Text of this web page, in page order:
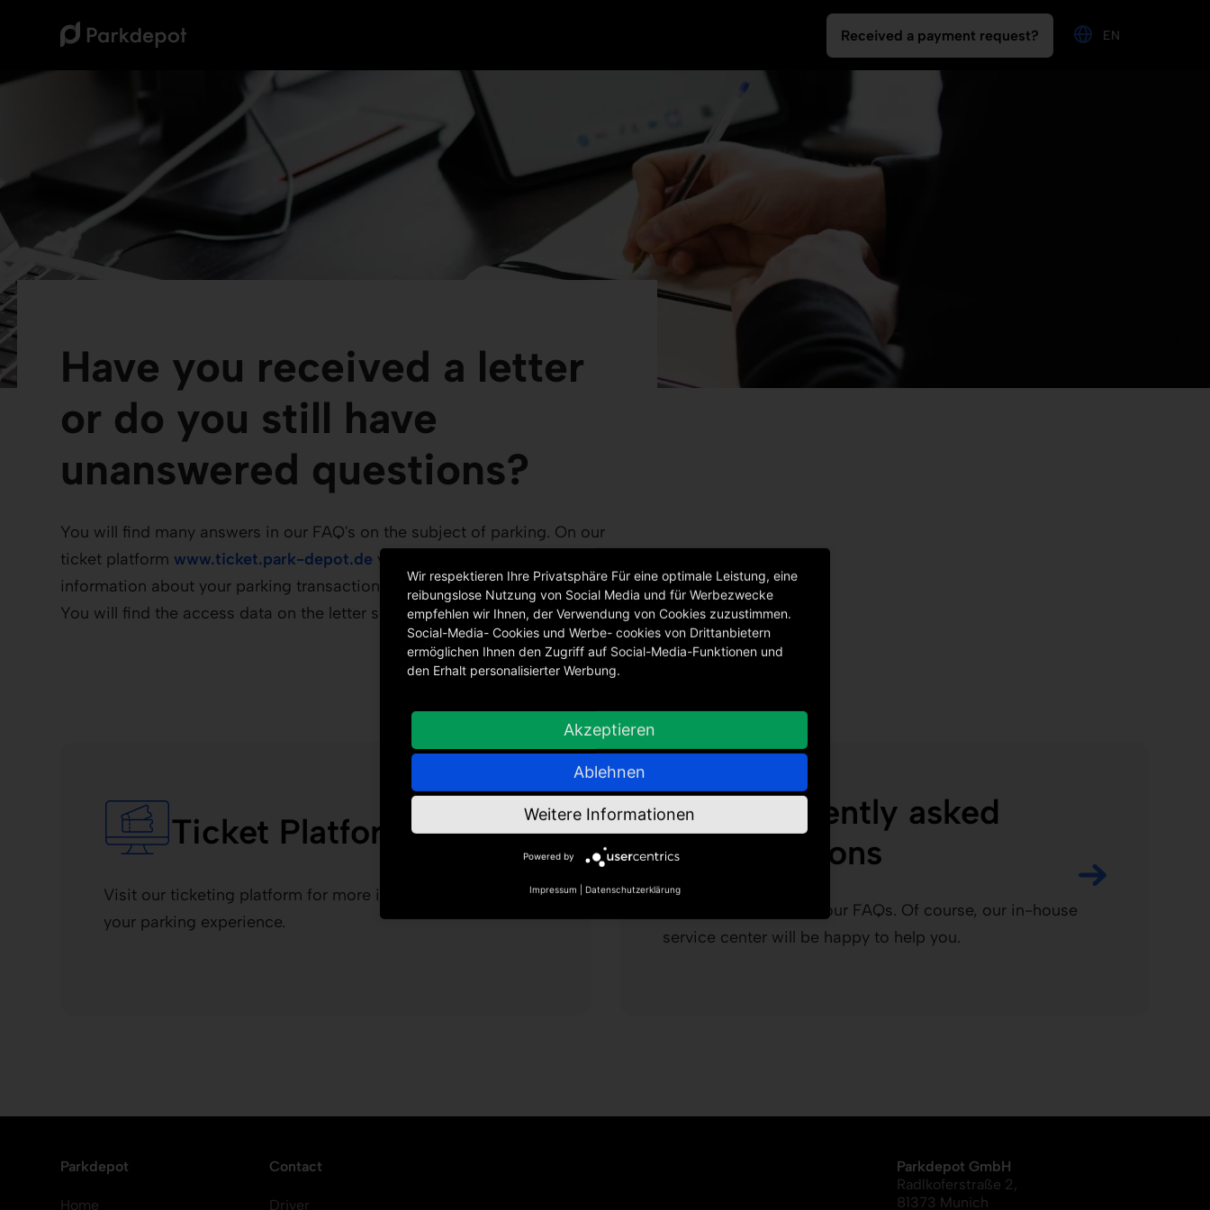
Received a payment request? EN
Have you received a letter
or do you still have
unanswered questions?
You will find many answers in our FAQ's on the subject of parking. On our
ticket platform www.ticket.park-depot.de you can view additional
information about your parking transaction and also find a contact form.
You will find the access data on the letter sent to you.
Ticket Platform
Visit our ticketing platform for more information about
your parking experience.
Frequently asked
questions
Please have a look at our FAQs. Of course, our in-house
service center will be happy to help you.
Parkdepot
Home
Contact
Driver
Parkdepot GmbH
Radlkoferstraße 2,
81373 Munich
Wir respektieren Ihre Privatsphäre Für eine optimale Leistung, eine
reibungslose Nutzung von Social Media und für Werbezwecke
empfehlen wir Ihnen, der Verwendung von Cookies zuzustimmen.
Social-Media- Cookies und Werbe- cookies von Drittanbietern
ermöglichen Ihnen den Zugriff auf Social-Media-Funktionen und
den Erhalt personalisierter Werbung.
Akzeptieren
Ablehnen
Weitere Informationen
Powered by
Impressum Datenschutzerklärung